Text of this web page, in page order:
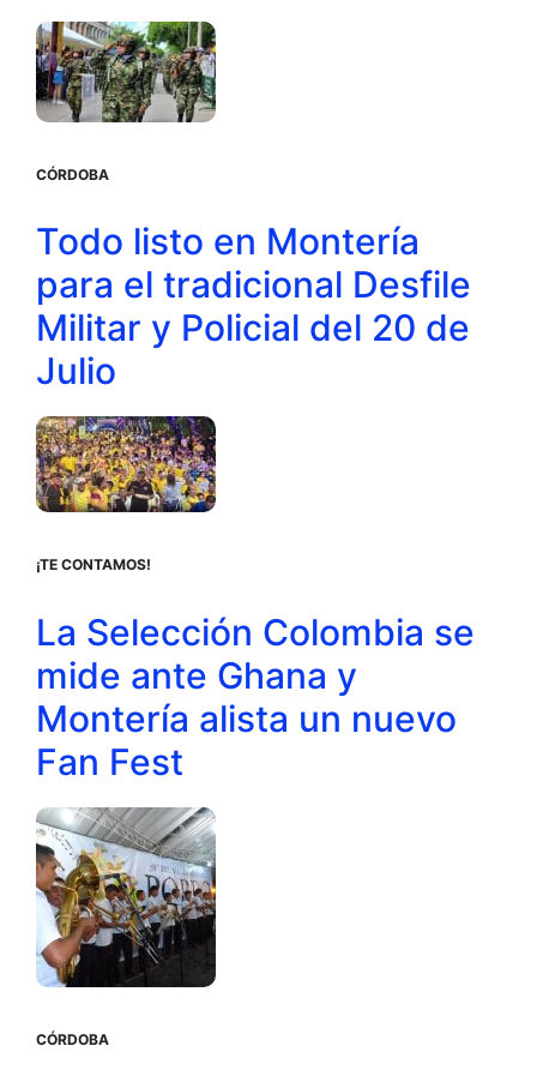
CÓRDOBA
Todo listo en Montería
para el tradicional Desfile
Militar y Policial del 20 de
Julio
¡TE CONTAMOS!
La Selección Colombia se
mide ante Ghana y
Montería alista un nuevo
Fan Fest
CÓRDOBA